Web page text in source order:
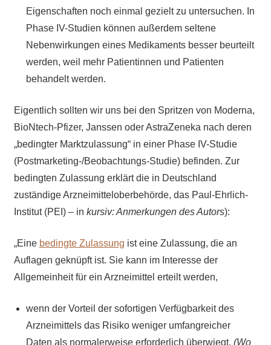
Eigenschaften noch einmal gezielt zu untersuchen. In
Phase IV-Studien können außerdem seltene
Nebenwirkungen eines Medikaments besser beurteilt
werden, weil mehr Patientinnen und Patienten
behandelt werden.
Eigentlich sollten wir uns bei den Spritzen von Moderna,
BioNtech-Pfizer, Janssen oder AstraZeneka nach deren
„bedingter Marktzulassung“ in einer Phase IV-Studie
(Postmarketing-/Beobachtungs-Studie) befinden. Zur
bedingten Zulassung erklärt die in Deutschland
zuständige Arzneimitteloberbehörde, das Paul-Ehrlich-
Institut (PEI) – in kursiv: Anmerkungen des Autors):
„Eine bedingte Zulassung ist eine Zulassung, die an
Auflagen geknüpft ist. Sie kann im Interesse der
Allgemeinheit für ein Arzneimittel erteilt werden,
wenn der Vorteil der sofortigen Verfügbarkeit des
Arzneimittels das Risiko weniger umfangreicher
Daten als normalerweise erforderlich überwiegt. (Wo